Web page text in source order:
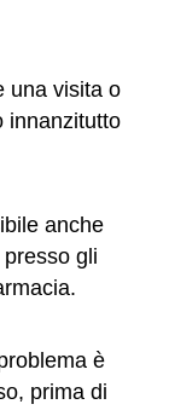
una visita o
innanzitutto
anche
gli
è
prima di